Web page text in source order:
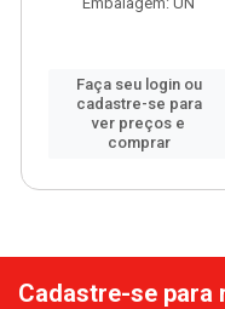
Faça seu login ou
cadastre-se para
ver preços e
comprar
Cadastre-se para